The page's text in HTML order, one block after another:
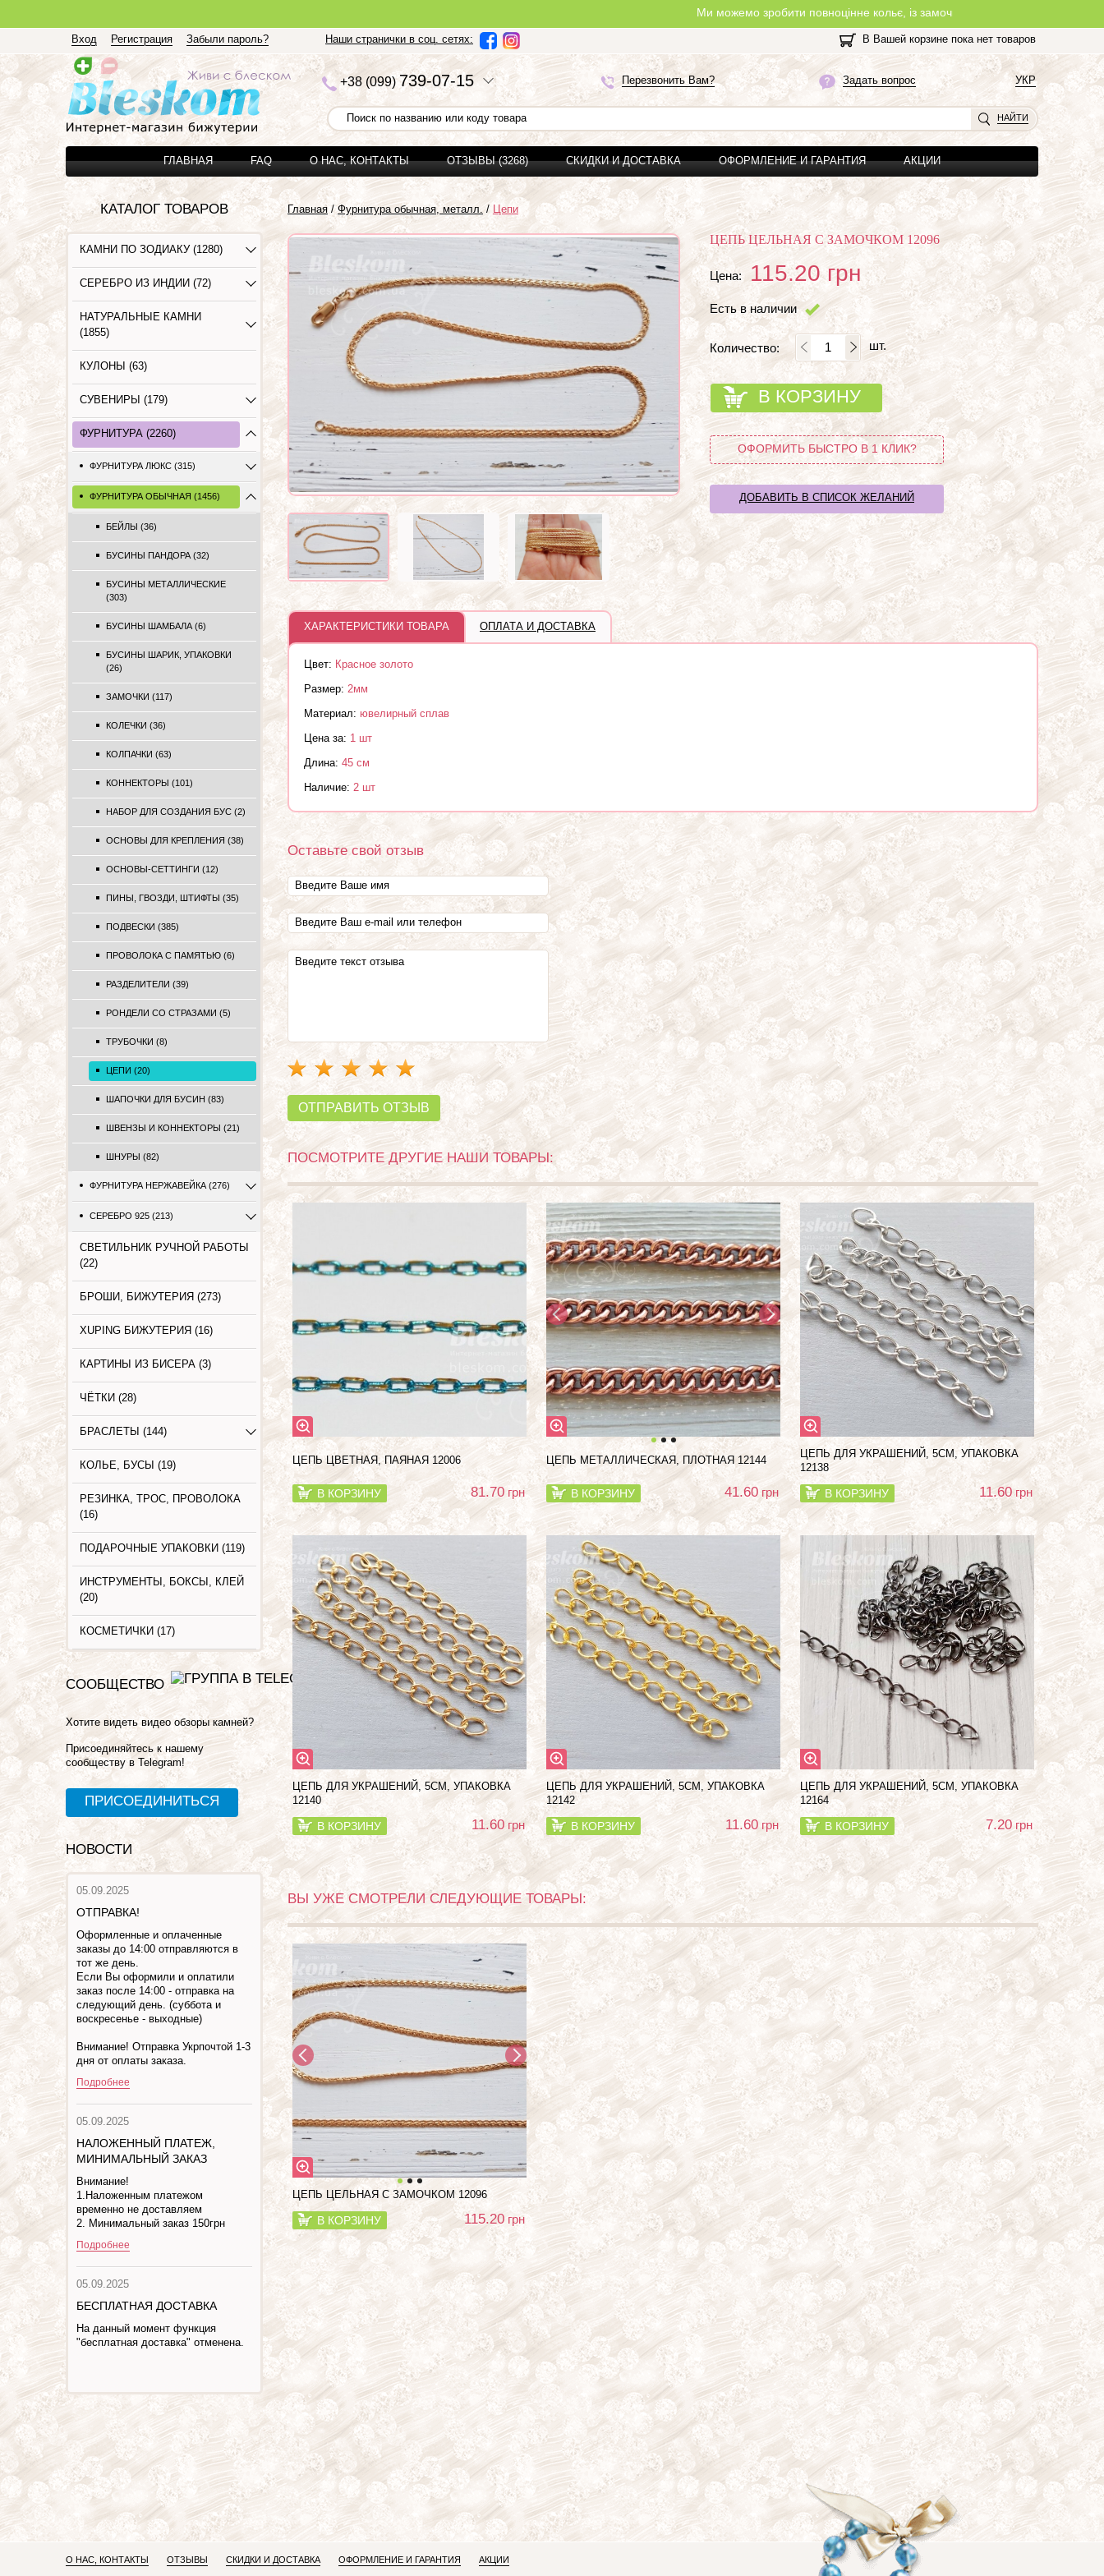
Ми можемо зробити повноцінне кольє, із замочком, з будь-якої нитки, яку Ви
Вход Регистрация Забыли пароль? Наши странички в соц. сетях: В Вашей корзине пока нет товаров
+38 (099)739-07-15 Задать вопрос
Перезвонить Вам? УКР
НАЙТИ
ГЛАВНАЯ FAQ О НАС, КОНТАКТЫ ОТЗЫВЫ (3268) СКИДКИ И ДОСТАВКА ОФОРМЛЕНИЕ И ГАРАНТИЯ АКЦИИ
КАТАЛОГ ТОВАРОВ
КАМНИ ПО ЗОДИАКУ (1280)
СЕРЕБРО ИЗ ИНДИИ (72)
НАТУРАЛЬНЫЕ КАМНИ
(1855)
КУЛОНЫ (63)
СУВЕНИРЫ (179)
ФУРНИТУРА (2260)
ФУРНИТУРА ЛЮКС (315)
ФУРНИТУРА ОБЫЧНАЯ (1456)
БЕЙЛЫ (36)
БУСИНЫ ПАНДОРА (32)
БУСИНЫ МЕТАЛЛИЧЕСКИЕ
(303)
БУСИНЫ ШАМБАЛА (6)
БУСИНЫ ШАРИК, УПАКОВКИ
(26)
ЗАМОЧКИ (117)
КОЛЕЧКИ (36)
КОЛПАЧКИ (63)
КОННЕКТОРЫ (101)
НАБОР ДЛЯ СОЗДАНИЯ БУС (2)
ОСНОВЫ ДЛЯ КРЕПЛЕНИЯ (38)
ОСНОВЫ-СЕТТИНГИ (12)
ПИНЫ, ГВОЗДИ, ШТИФТЫ (35)
ПОДВЕСКИ (385)
ПРОВОЛОКА С ПАМЯТЬЮ (6)
РАЗДЕЛИТЕЛИ (39)
РОНДЕЛИ СО СТРАЗАМИ (5)
ТРУБОЧКИ (8)
ЦЕПИ (20)
ШАПОЧКИ ДЛЯ БУСИН (83)
ШВЕНЗЫ И КОННЕКТОРЫ (21)
ШНУРЫ (82)
ФУРНИТУРА НЕРЖАВЕЙКА (276)
СЕРЕБРО 925 (213)
СВЕТИЛЬНИК РУЧНОЙ РАБОТЫ
(22)
БРОШИ, БИЖУТЕРИЯ (273)
XUPING БИЖУТЕРИЯ (16)
КАРТИНЫ ИЗ БИСЕРА (3)
ЧЁТКИ (28)
БРАСЛЕТЫ (144)
КОЛЬЕ, БУСЫ (19)
РЕЗИНКА, ТРОС, ПРОВОЛОКА
(16)
ПОДАРОЧНЫЕ УПАКОВКИ (119)
ИНСТРУМЕНТЫ, БОКСЫ, КЛЕЙ
(20)
КОСМЕТИЧКИ (17)
СООБЩЕСТВО
Хотите видеть видео обзоры камней?
Присоединяйтесь к нашему
сообществу в Telegram!
ПРИСОЕДИНИТЬСЯ
НОВОСТИ
05.09.2025
ОТПРАВКА!
Оформленные и оплаченные
заказы до 14:00 отправляются в
тот же день.
Если Вы оформили и оплатили
заказ после 14:00 - отправка на
следующий день. (суббота и
воскресенье - выходные)
Внимание! Отправка Укрпочтой 1-3
дня от оплаты заказа.
Подробнее
05.09.2025
НАЛОЖЕННЫЙ ПЛАТЕЖ,
МИНИМАЛЬНЫЙ ЗАКАЗ
Внимание!
1.Наложенным платежом
временно не доставляем
2. Минимальный заказ 150грн
Подробнее
05.09.2025
БЕСПЛАТНАЯ ДОСТАВКА
На данный момент функция
"бесплатная доставка" отменена.
Главная / Фурнитура обычная, металл. / Цепи
ЦЕПЬ ЦЕЛЬНАЯ С ЗАМОЧКОМ 12096
Цена: 115.20грн
Есть в наличии
Количество: шт.
В КОРЗИНУ
ОФОРМИТЬ БЫСТРО В 1 КЛИК?
ДОБАВИТЬ В СПИСОК ЖЕЛАНИЙ
ХАРАКТЕРИСТИКИ ТОВАРА ОПЛАТА И ДОСТАВКА
Цвет: Красное золото
Размер: 2мм
Материал: ювелирный сплав
Цена за: 1 шт
Длина: 45 см
Наличие: 2 шт
Оставьте свой отзыв
ОТПРАВИТЬ ОТЗЫВ
ПОСМОТРИТЕ ДРУГИЕ НАШИ ТОВАРЫ:
ЦЕПЬ ЦВЕТНАЯ, ПАЯНАЯ 12006
В КОРЗИНУ 81.70 грн
ЦЕПЬ МЕТАЛЛИЧЕСКАЯ, ПЛОТНАЯ 12144
В КОРЗИНУ 41.60 грн
ЦЕПЬ ДЛЯ УКРАШЕНИЙ, 5СМ, УПАКОВКА
12138
В КОРЗИНУ 11.60грн
ЦЕПЬ ДЛЯ УКРАШЕНИЙ, 5СМ, УПАКОВКА
12140
В КОРЗИНУ 11.60 грн
ЦЕПЬ ДЛЯ УКРАШЕНИЙ, 5СМ, УПАКОВКА
12142
В КОРЗИНУ 11.60 грн
ЦЕПЬ ДЛЯ УКРАШЕНИЙ, 5СМ, УПАКОВКА
12164
В КОРЗИНУ 7.20 грн
ВЫ УЖЕ СМОТРЕЛИ СЛЕДУЮЩИЕ ТОВАРЫ:
ЦЕПЬ ЦЕЛЬНАЯ С ЗАМОЧКОМ 12096
В КОРЗИНУ 115.20 грн
О НАС, КОНТАКТЫ ОТЗЫВЫ СКИДКИ И ДОСТАВКА ОФОРМЛЕНИЕ И ГАРАНТИЯ АКЦИИ